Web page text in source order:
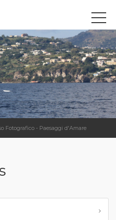
Fotografico - Paesaggi d'Amare